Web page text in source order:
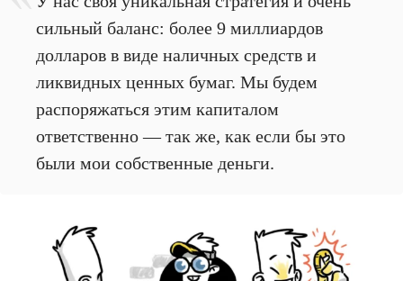
сильный баланс: более 9 миллиардов
долларов в виде наличных средств и
ликвидных ценных бумаг. Мы будем
распоряжаться этим капиталом
ответственно — так же, как если бы это
были мои собственные деньги.